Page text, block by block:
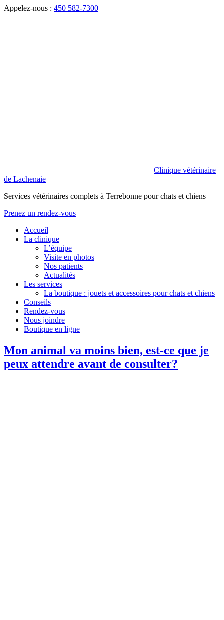
Appelez-nous : 450 582-7300
Clinique vétérinaire
de Lachenaie
Services vétérinaires complets à Terrebonne pour chats et chiens
Prenez un rendez-vous
Accueil
La clinique
L’équipe
Visite en photos
Nos patients
Actualités
Les services
La boutique : jouets et accessoires pour chats et chiens
Conseils
Rendez-vous
Nous joindre
Boutique en ligne
Mon animal va moins bien, est-ce que je
peux attendre avant de consulter?